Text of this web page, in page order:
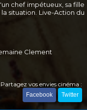
chef impétueux, sa fille
situation. Live-Action du
Clement
Partagez vos envies cinéma :
Facebook Twitter